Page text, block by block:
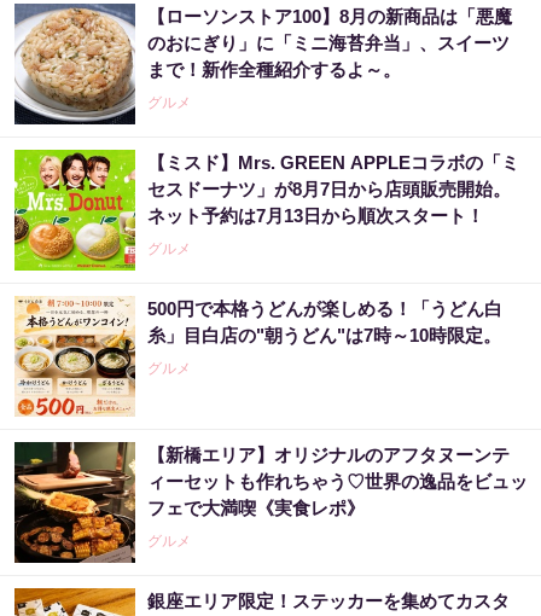
【ローソンストア100】8月の新商品は「悪魔
のおにぎり」に「ミニ海苔弁当」、スイーツ
まで！新作全種紹介するよ～。
グルメ
【ミスド】Mrs. GREEN APPLEコラボの「ミ
セスドーナツ」が8月7日から店頭販売開始。
ネット予約は7月13日から順次スタート！
グルメ
500円で本格うどんが楽しめる！「うどん白
糸」目白店の"朝うどん"は7時～10時限定。
グルメ
【新橋エリア】オリジナルのアフタヌーンテ
ィーセットも作れちゃう♡世界の逸品をビュッ
フェで大満喫《実食レポ》
グルメ
銀座エリア限定！ステッカーを集めてカスタ